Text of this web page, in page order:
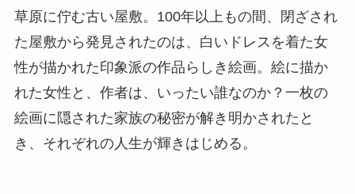
草原に佇む古い屋敷。100年以上もの間、閉ざされ
た屋敷から発見されたのは、白いドレスを着た女
性が描かれた印象派の作品らしき絵画。絵に描か
れた女性と、作者は、いったい誰なのか？一枚の
絵画に隠された家族の秘密が解き明かされたと
き、それぞれの人生が輝きはじめる。